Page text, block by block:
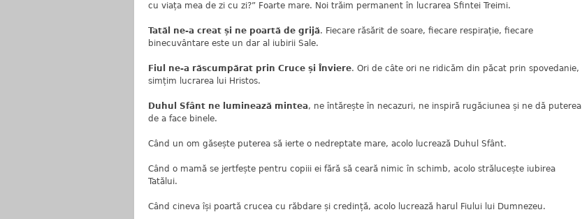
cu viața mea de zi cu zi?” Foarte mare. Noi trăim permanent în lucrarea Sfintei Treimi.
Tatăl ne-a creat și ne poartă de grijă. Fiecare răsărit de soare, fiecare respirație, fiecare
binecuvântare este un dar al iubirii Sale.
Fiul ne-a răscumpărat prin Cruce și Înviere. Ori de câte ori ne ridicăm din păcat prin spovedanie,
simțim lucrarea lui Hristos.
Duhul Sfânt ne luminează mintea, ne întărește în necazuri, ne inspiră rugăciunea și ne dă puterea
de a face binele.
Când un om găsește puterea să ierte o nedreptate mare, acolo lucrează Duhul Sfânt.
Când o mamă se jertfește pentru copiii ei fără să ceară nimic în schimb, acolo strălucește iubirea
Tatălui.
Când cineva își poartă crucea cu răbdare și credință, acolo lucrează harul Fiului lui Dumnezeu.